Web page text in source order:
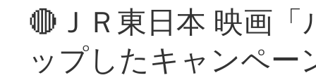
🔴ＪＲ東日本 映画
ップしたキャンペー